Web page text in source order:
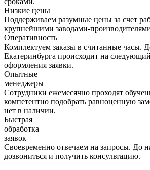
Низкие цены
Поддерживаем разумные цены за счет
крупнейшими заводами-
Оперативность
Комплектуем заказы в считанные часы.
Екатеринбурга происходит на
оформления заявки.
Опытные
менеджеры
Сотрудники ежемесячно проходят
компетентно подобрать равноценную
нет в наличии.
Быстрая
обработка
заявок
Своевременно отвечаем на запросы. До
дозвониться и получить консультацию.